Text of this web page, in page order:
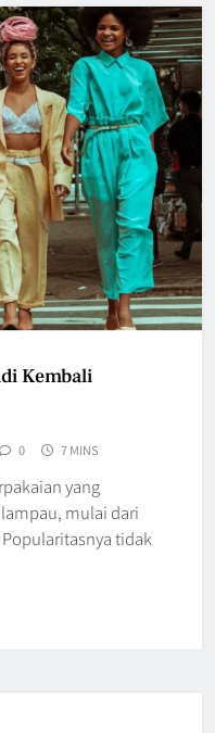
Kembali
0 7 MINS
yang
mulai dari
tidak